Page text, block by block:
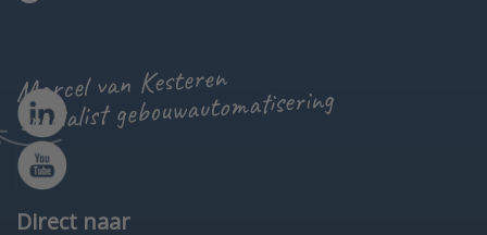
Marcel van Kesteren
specialist gebouwautomatisering
Direct naar